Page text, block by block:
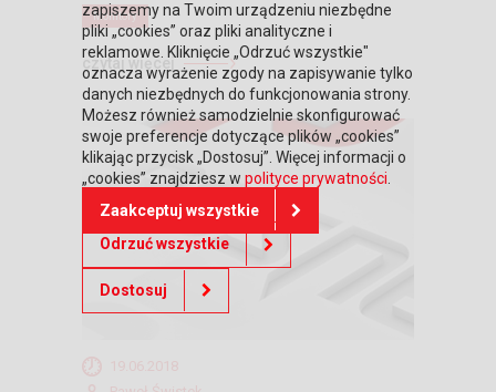
Monitory
czytaj więcej
zapiszemy na Twoim urządzeniu niezbędne
pliki „cookies” oraz pliki analityczne i
reklamowe. Kliknięcie „Odrzuć wszystkie"
oznacza wyrażenie zgody na zapisywanie tylko
danych niezbędnych do funkcjonowania strony.
Możesz również samodzielnie skonfigurować
swoje preferencje dotyczące plików „cookies”
klikając przycisk „Dostosuj”. Więcej informacji o
„cookies” znajdziesz w polityce prywatności
Zaakceptuj wszystkie
Odrzuć wszystkie
Dostosuj